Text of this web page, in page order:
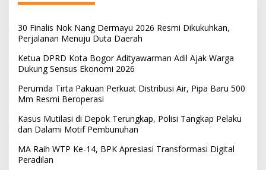
30 Finalis Nok Nang Dermayu 2026 Resmi Dikukuhkan,
Perjalanan Menuju Duta Daerah
Ketua DPRD Kota Bogor Adityawarman Adil Ajak Warga
Dukung Sensus Ekonomi 2026
Perumda Tirta Pakuan Perkuat Distribusi Air, Pipa Baru 500
Mm Resmi Beroperasi
Kasus Mutilasi di Depok Terungkap, Polisi Tangkap Pelaku
dan Dalami Motif Pembunuhan
MA Raih WTP Ke-14, BPK Apresiasi Transformasi Digital
Peradilan